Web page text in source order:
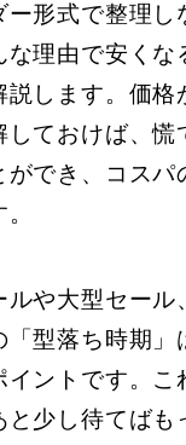
ー形式で整理し
な理由で安くな
します。価格
しておけば、慌
ができ、コスパ
ルや大型セール
「型落ち時期」
イントです。こ
少し待てばも